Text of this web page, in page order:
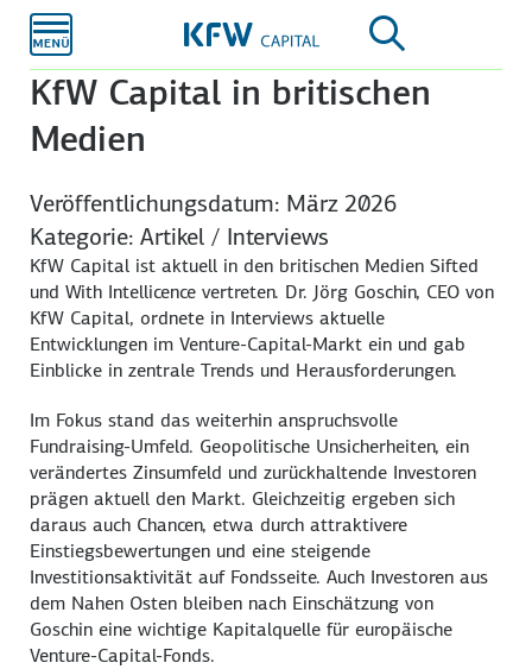
Hauptinhalt
KfW Capital in britischen
Medien
Veröffentlichungsdatum: März 2026
Kategorie: Artikel / Interviews
KfW Capital ist aktuell in den britischen Medien Sifted
und With Intellicence vertreten. Dr. Jörg Goschin, CEO von
KfW Capital, ordnete in Interviews aktuelle
Entwicklungen im Venture-Capital-Markt ein und gab
Einblicke in zentrale Trends und Herausforderungen.
Im Fokus stand das weiterhin anspruchsvolle
Fundraising-Umfeld. Geopolitische Unsicherheiten, ein
verändertes Zinsumfeld und zurückhaltende Investoren
prägen aktuell den Markt. Gleichzeitig ergeben sich
daraus auch Chancen, etwa durch attraktivere
Einstiegsbewertungen und eine steigende
Investitionsaktivität auf Fondsseite. Auch Investoren aus
dem Nahen Osten bleiben nach Einschätzung von
Goschin eine wichtige Kapitalquelle für europäische
Venture-Capital-Fonds.